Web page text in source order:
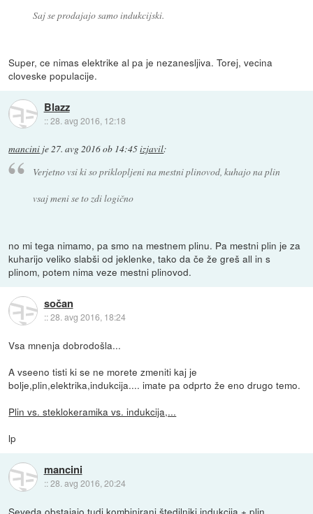
Saj se prodajajo samo indukcijski.
Super, ce nimas elektrike al pa je nezanesljiva. Torej, vecina
cloveske populacije.
Blazz
::28. avg 2016, 12:18
mancini je 27. avg 2016 ob 14:45izjavil:
Verjetno vsi ki so priklopljeni na mestni plinovod, kuhajo na plin
vsaj meni se to zdi logično
no mi tega nimamo, pa smo na mestnem plinu. Pa mestni plin je za
kuharijo veliko slabši od jeklenke, tako da če že greš all in s
plinom, potem nima veze mestni plinovod.
sočan
::28. avg 2016, 18:24
Vsa mnenja dobrodošla...
A vseeno tisti ki se ne morete zmeniti kaj je
bolje,plin,elektrika,indukcija.... imate pa odprto že eno drugo temo.
Plin vs. steklokeramika vs. indukcija,...
lp
mancini
::28. avg 2016, 20:24